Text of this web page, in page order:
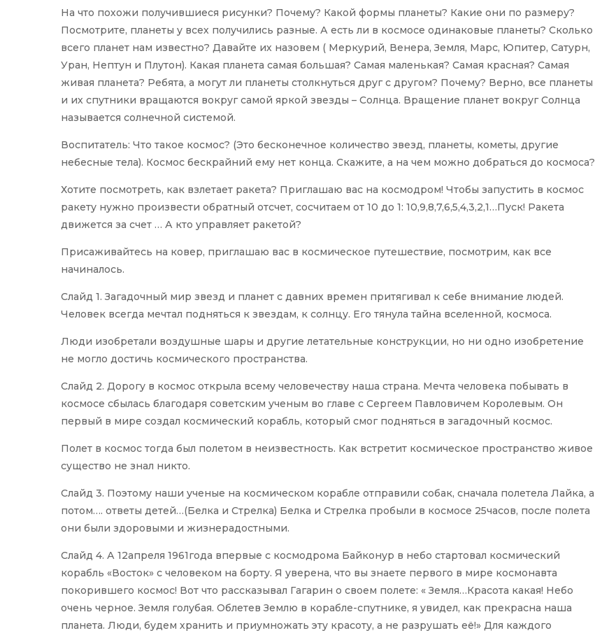
На что похожи получившиеся рисунки? Почему? Какой формы планеты? Какие они по размеру?
Посмотрите, планеты у всех получились разные. А есть ли в космосе одинаковые планеты? Сколько
всего планет нам известно? Давайте их назовем ( Меркурий, Венера, Земля, Марс, Юпитер, Сатурн,
Уран, Нептун и Плутон). Какая планета самая большая? Самая маленькая? Самая красная? Самая
живая планета? Ребята, а могут ли планеты столкнуться друг с другом? Почему? Верно, все планеты
и их спутники вращаются вокруг самой яркой звезды – Солнца. Вращение планет вокруг Солнца
называется солнечной системой.
Воспитатель: Что такое космос? (Это бесконечное количество звезд, планеты, кометы, другие
небесные тела). Космос бескрайний ему нет конца. Скажите, а на чем можно добраться до космоса?
Хотите посмотреть, как взлетает ракета? Приглашаю вас на космодром! Чтобы запустить в космос
ракету нужно произвести обратный отсчет, сосчитаем от 10 до 1: 10,9,8,7,6,5,4,3,2,1…Пуск! Ракета
движется за счет … А кто управляет ракетой?
Присаживайтесь на ковер, приглашаю вас в космическое путешествие, посмотрим, как все
начиналось.
Слайд 1. Загадочный мир звезд и планет с давних времен притягивал к себе внимание людей.
Человек всегда мечтал подняться к звездам, к солнцу. Его тянула тайна вселенной, космоса.
Люди изобретали воздушные шары и другие летательные конструкции, но ни одно изобретение
не могло достичь космического пространства.
Слайд 2. Дорогу в космос открыла всему человечеству наша страна. Мечта человека побывать в
космосе сбылась благодаря советским ученым во главе с Сергеем Павловичем Королевым. Он
первый в мире создал космический корабль, который смог подняться в загадочный космос.
Полет в космос тогда был полетом в неизвестность. Как встретит космическое пространство живое
существо не знал никто.
Слайд 3. Поэтому наши ученые на космическом корабле отправили собак, сначала полетела Лайка, а
потом…. ответы детей…(Белка и Стрелка) Белка и Стрелка пробыли в космосе 25часов, после полета
они были здоровыми и жизнерадостными.
Слайд 4. А 12апреля 1961года впервые с космодрома Байконур в небо стартовал космический
корабль «Восток» с человеком на борту. Я уверена, что вы знаете первого в мире космонавта
покорившего космос! Вот что рассказывал Гагарин о своем полете: « Земля…Красота какая! Небо
очень черное. Земля голубая. Облетев Землю в корабле-спутнике, я увидел, как прекрасна наша
планета. Люди, будем хранить и приумножать эту красоту, а не разрушать её!» Для каждого